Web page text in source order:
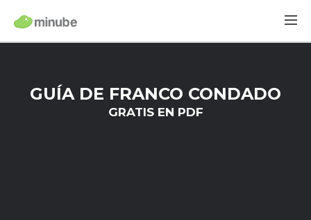
GUÍA DE FRANCO CONDADO
GRATIS EN PDF